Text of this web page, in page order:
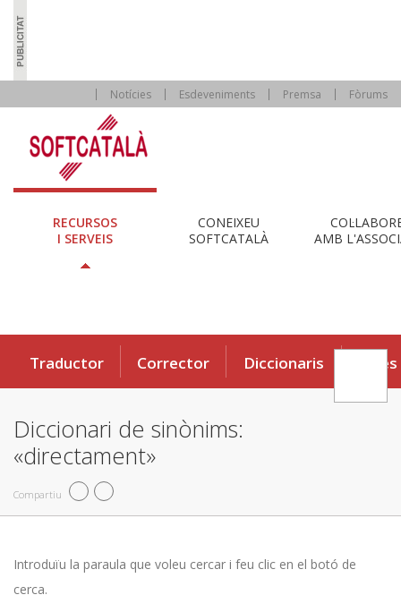
Notícies Esdeveniments Premsa Fòrums
RECURSOS
I SERVEIS
CONEIXEU
SOFTCATALÀ
AMB
Traductor Corrector Diccionaris Eines
Diccionari de sinònims:
«directament»
Compartiu
Introduïu la paraula que voleu cercar i feu clic en el botó de
cerca.